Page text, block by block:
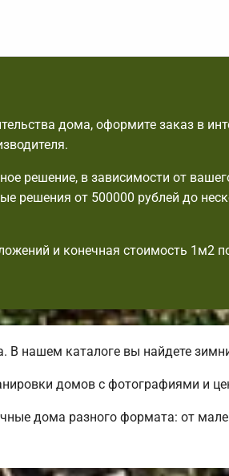
дома, оформите заказ в
решение, в зависимости от
решения от 500000 рублей до
и конечная стоимость 1м2
нашем каталоге вы найдете
домов с фотографиями и
дома разного формата: от